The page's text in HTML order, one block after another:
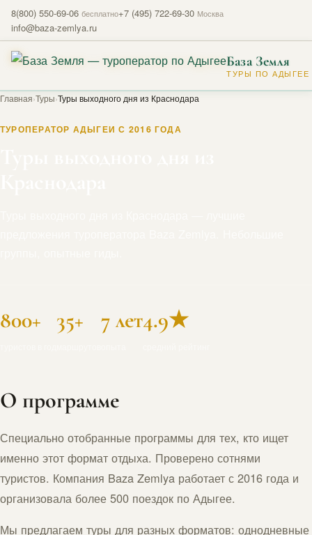
8(800) 550-69-06 бесплатно+7 (495) 722-69-30 Москва
info@baza-zemlya.ru
База Земля
ТУРЫ ПО АДЫГЕЕ
Главная›Туры›Туры выходного дня из Краснодара
ТУРОПЕРАТОР АДЫГЕИ С 2016 ГОДА
800+ 35+ 7 лет4.9★
О программе
Специально отобранные программы для тех, кто ищет
именно этот формат отдыха. Проверено сотнями
туристов. Компания Baza Zemlya работает с 2016 года и
организовала более 500 поездок по Адыгее.
Мы предлагаем туры для разных форматов: однодневные